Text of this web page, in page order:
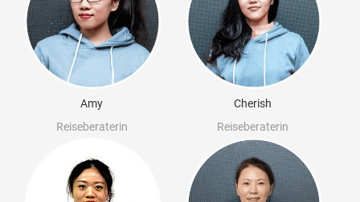
Amy
Reiseberaterin
Cherish
Reiseberaterin